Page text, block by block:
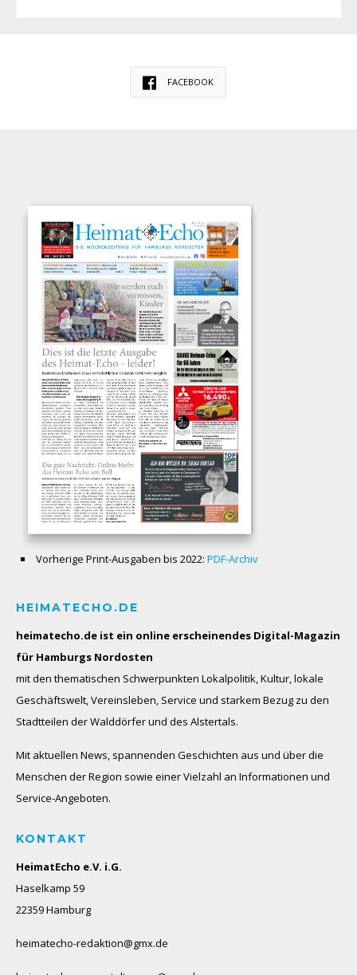
FACEBOOK
Vorherige Print-Ausgaben bis 2022: PDF-Archiv
HEIMATECHO.DE
heimatecho.de ist ein online erscheinendes Digital-Magazin
für Hamburgs Nordosten
mit den thematischen Schwerpunkten Lokalpolitik, Kultur, lokale
Geschäftswelt, Vereinsleben, Service und starkem Bezug zu den
Stadtteilen der Walddörfer und des Alstertals.
Mit aktuellen News, spannenden Geschichten aus und über die
Menschen der Region sowie einer Vielzahl an Informationen und
Service-Angeboten.
KONTAKT
HeimatEcho e.V. i.G.
Haselkamp 59
22359 Hamburg
heimatecho-redaktion@gmx.de